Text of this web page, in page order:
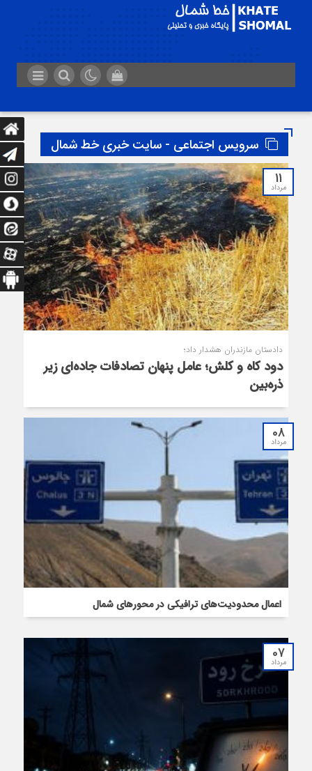
سرویس اجتماعی - سایت خبری خط شمال
11
مرداد
دادستان مازندران هشدار داد؛
دود کاه و کلش؛ عامل پنهان تصادفات جاده‌ای زیر
ذره‌بین
08
مرداد
اعمال محدودیت‌‌های ترافیکی در محورهای شمال
07
مرداد